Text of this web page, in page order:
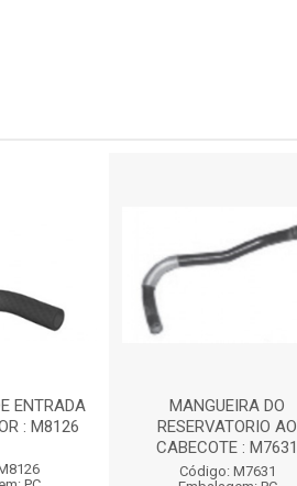
ENTRADA
: M8126
MANGUEIRA DO
RESERVATORIO AO
CABECOTE : M7631
Código: M7631